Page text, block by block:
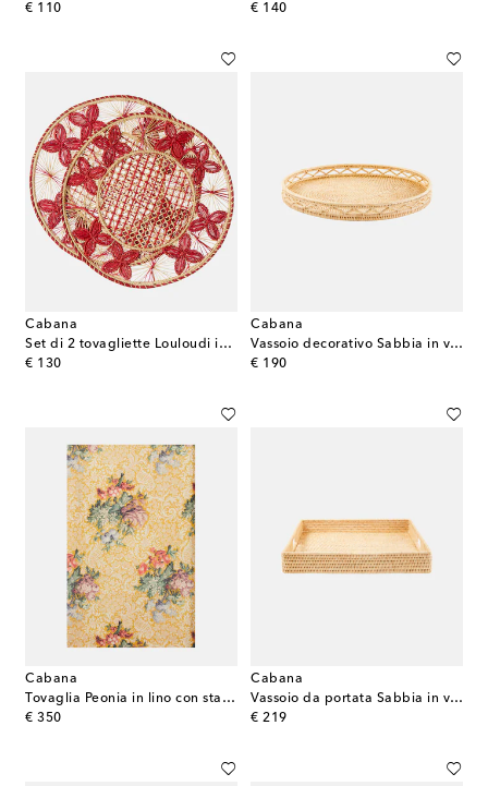
€ 110
original price
€ 140
original price
Cabana
Set di 2 tovagliette Louloudi in vimini
€ 130
original price
Cabana
Vassoio decorativo Sabbia in vimini
€ 190
original price
Cabana
Tovaglia Peonia in lino con stampa floreale
€ 350
original price
Cabana
Vassoio da portata Sabbia in vimini
€ 219
original price